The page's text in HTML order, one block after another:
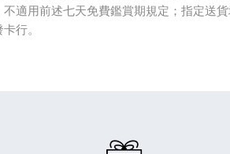
用前述七天免費鑑賞期規定；指定送
行。